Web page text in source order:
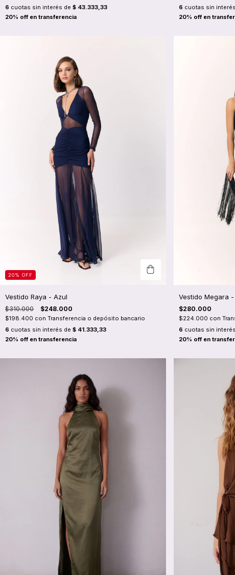
6 cuotas sin interés de $ 43.333,33
6 cuotas sin
20% OFF
Vestido Raya - Azul
$310.000 $248.000
$198.400 con Transferencia o depósito bancario
6 cuotas sin interés de $ 41.333,33
Vestido Megara
$280.000
$224.000 con
6 cuotas sin